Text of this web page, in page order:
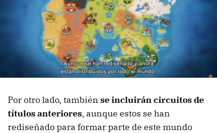
Por otro lado, también se incluirán circuitos de
títulos anteriores, aunque estos se han
rediseñado para formar parte de este mundo